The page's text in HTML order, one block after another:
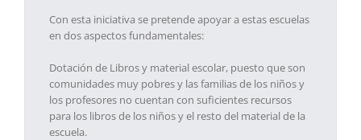
Con esta iniciativa se pretende apoyar a estas escuelas
en dos aspectos fundamentales:
Dotación de Libros y material escolar, puesto que son
comunidades muy pobres y las familias de los niños y
los profesores no cuentan con suficientes recursos
para los libros de los niños y el resto del material de la
escuela.